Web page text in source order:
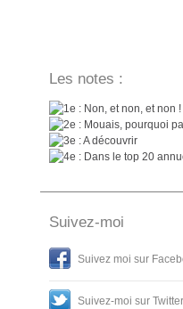
Les notes :
: Non, et non, et non !
: Mouais, pourquoi
: A découvrir
: Dans le top 20
Suivez-moi
Suivez moi sur
Suivez-moi sur Twitter